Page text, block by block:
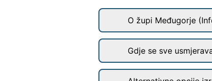
O župi Međugorje
Gdje se sve